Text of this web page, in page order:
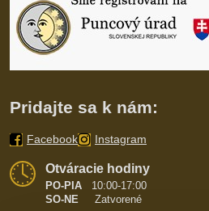
Pridajte sa k nám:
Facebook Instagram
Otváracie hodiny
PO-PIA
10:00-17:00
SO-NE Zatvorené